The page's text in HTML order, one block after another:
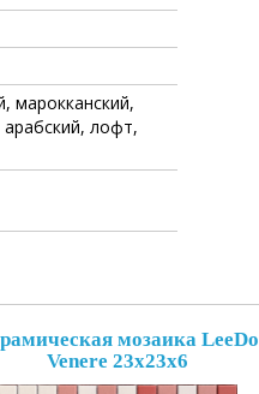
марокканский,
лофт,
мозаика LeeDo
Venere 23x23x6